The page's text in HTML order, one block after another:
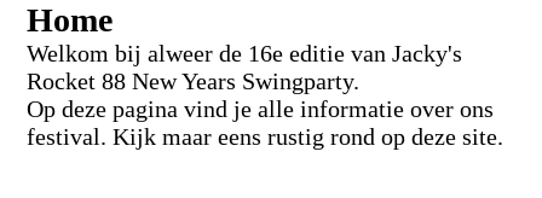
Home
Welkom bij alweer de 16e editie van Jacky's
Rocket 88 New Years Swingparty.
Op deze pagina vind je alle informatie over ons
festival. Kijk maar eens rustig rond op deze site.